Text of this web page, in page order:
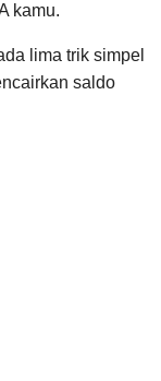
kamu.
lima trik simpel
saldo